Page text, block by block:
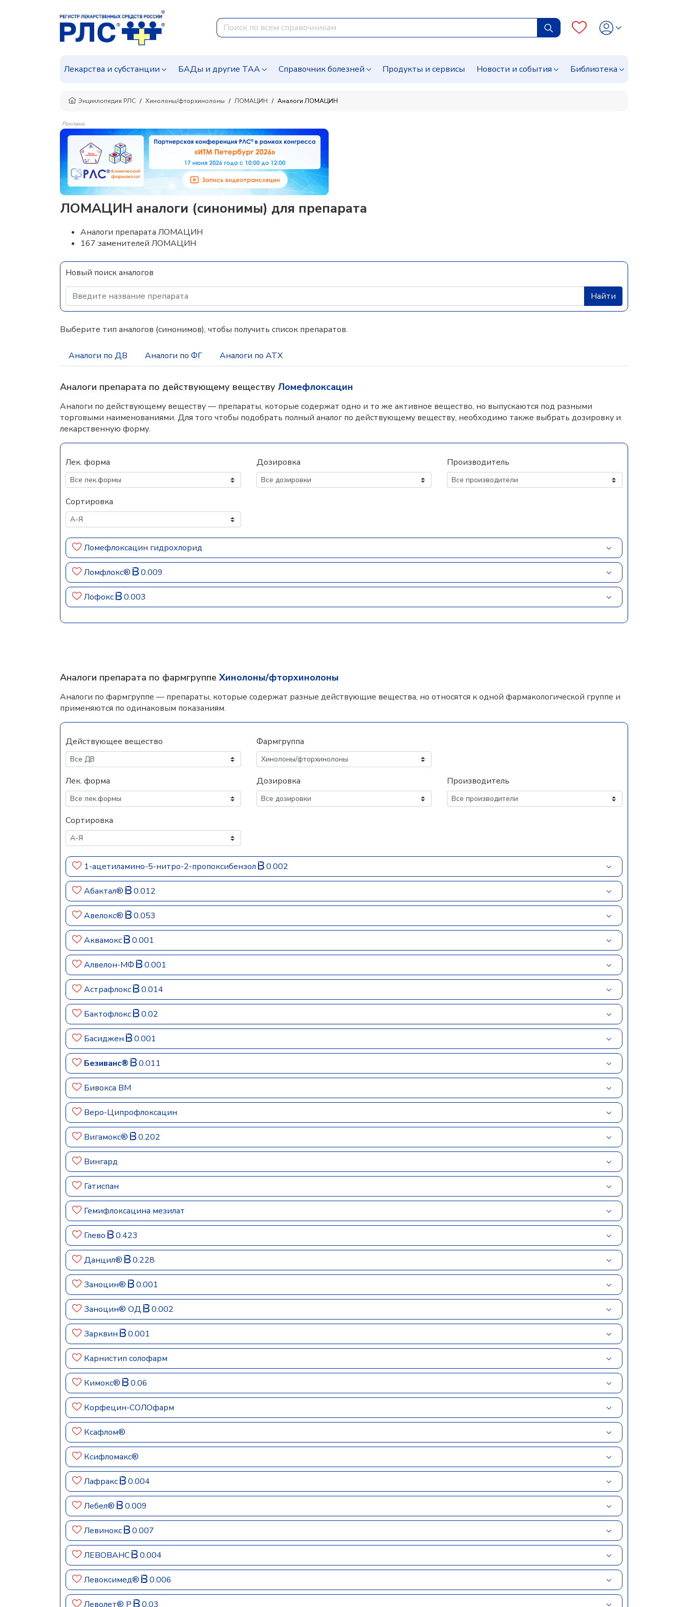
Лекарства и субстанции БАДы и другие ТАА Справочник болезней Продукты и сервисы Новости и события Библиотека
Энциклопедия РЛС Хинолоны/фторхинолоны ЛОМАЦИН Аналоги ЛОМАЦИН
Реклама
ЛОМАЦИН аналоги (синонимы) для препарата
Аналоги препарата ЛОМАЦИН
167 заменителей ЛОМАЦИН
Новый поиск аналогов
Найти
Выберите тип аналогов (синонимов), чтобы получить список препаратов.
Аналоги по ДВ Аналоги по ФГ Аналоги по АТХ
Аналоги препарата по действующему веществу Ломефлоксацин
Аналоги по действующему веществу — препараты, которые содержат одно и то же активное вещество, но выпускаются под разными
торговыми наименованиями. Для того чтобы подобрать полный аналог по действующему веществу, необходимо также выбрать дозировку и
лекарственную форму.
Лек. форма Дозировка Производитель
Сортировка
Ломефлоксацин гидрохлорид
Ломфлокс® 0.009
Лофокс 0.003
Аналоги препарата по фармгруппе Хинолоны/фторхинолоны
Аналоги по фармгруппе — препараты, которые содержат разные действующие вещества, но относятся к одной фармакологической группе и
применяются по одинаковым показаниям.
Действующее вещество Фармгруппа
Лек. форма Дозировка Производитель
Сортировка
1-ацетиламино-5-нитро-2-пропоксибензол 0.002
Абактал® 0.012
Авелокс® 0.053
Аквамокс 0.001
Алвелон-МФ 0.001
Астрафлокс 0.014
Бактофлокс 0.02
Басиджен 0.001
Безиванс® 0.011
Бивокса ВМ
Веро-Ципрофлоксацин
Вигамокс® 0.202
Вингард
Гатиспан
Гемифлоксацина мезилат
Глево 0.423
Данцил® 0.228
Заноцин® 0.001
Заноцин® ОД 0.002
Зарквин 0.001
Карнистип солофарм
Кимокс® 0.06
Корфецин-СОЛОфарм
Ксафлом®
Ксифломакс®
Лафракс 0.004
Лебел® 0.009
Левинокс 0.007
ЛЕВОВАНС 0.004
Левоксимед® 0.006
Леволет® Р 0.03